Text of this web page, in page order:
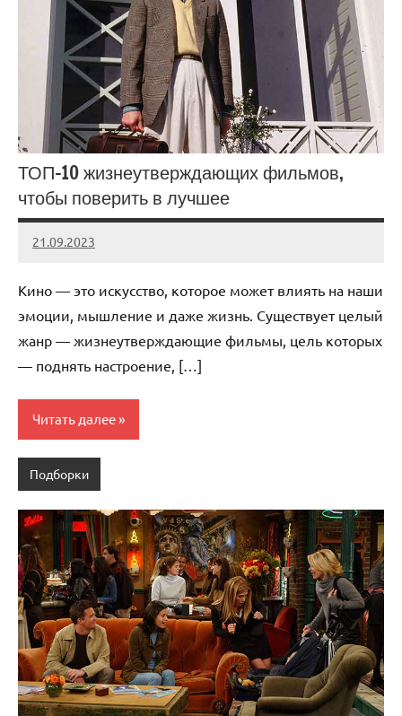
ТОП-10 жизнеутверждающих фильмов,
чтобы поверить в лучшее
21.09.2023
admin
Нет
Кино — это искусство, которое может влиять на наши
эмоции, мышление и даже жизнь. Существует целый
жанр — жизнеутверждающие фильмы, цель которых
— поднять настроение, […]
Читать далее
Подборки